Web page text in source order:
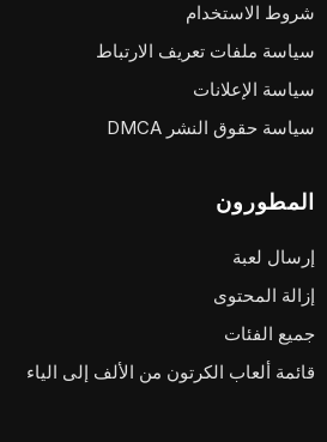
شروط الاستخدام
سياسة ملفات تعريف الارتباط
سياسة الإعلانات
سياسة حقوق النشر DMCA
المطورون
إرسال لعبة
إزالة المحتوى
جميع الفئات
قائمة ألعاب الكرتون من الألف إلى الياء